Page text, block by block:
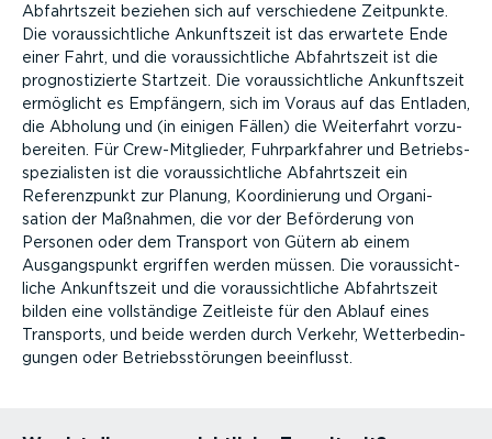
Abfahrtszeit beziehen sich auf verschiedene Zeitpunkte.
Die voraus­sicht­liche Ankunftszeit ist das erwartete Ende
einer Fahrt, und die voraus­sicht­liche Abfahrtszeit ist die
prognos­ti­zierte Startzeit. Die voraus­sicht­liche Ankunftszeit
ermöglicht es Empfängern, sich im Voraus auf das Entladen,
die Abholung und (in einigen Fällen) die Weiterfahrt vorzu­
be­reiten. Für Crew-­Mit­glieder, Fuhrpark­fahrer und Betriebs­
spe­zia­listen ist die voraus­sicht­liche Abfahrtszeit ein
Referenz­punkt zur Planung, Koordi­nierung und Organi­
sation der Maßnahmen, die vor der Beförderung von
Personen oder dem Transport von Gütern ab einem
Ausgangs­punkt ergriffen werden müssen. Die voraus­sicht­
liche Ankunftszeit und die voraus­sicht­liche Abfahrtszeit
bilden eine vollständige Zeitleiste für den Ablauf eines
Transports, und beide werden durch Verkehr, Wetter­be­din­
gungen oder Betriebs­stö­rungen beeinflusst.